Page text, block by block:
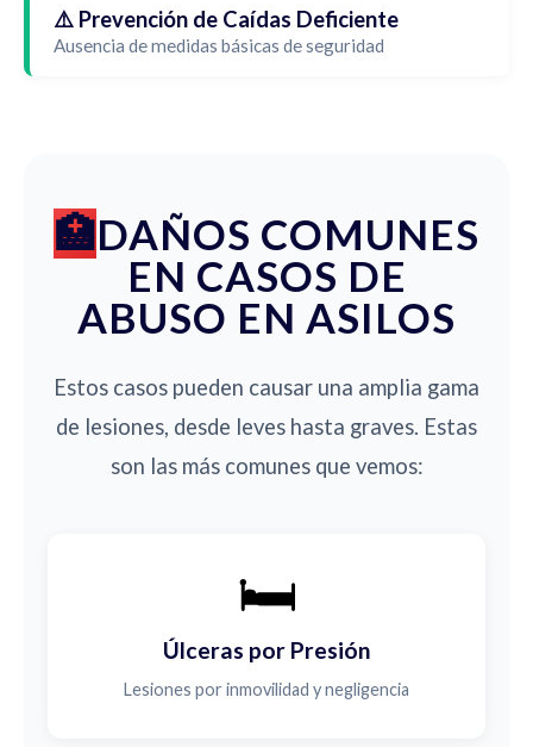
⚠️ Prevención de Caídas Deficiente
Ausencia de medidas básicas de seguridad
DAÑOS COMUNES
EN CASOS DE
ABUSO EN ASILOS
Estos casos pueden causar una amplia gama
de lesiones, desde leves hasta graves. Estas
son las más comunes que vemos:
🛏️
Úlceras por Presión
Lesiones por inmovilidad y negligencia